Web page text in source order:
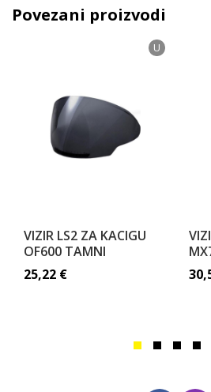
Povezani proizvodi
U
VIZIR LS2 ZA KACIGU
OF600 TAMNI
25,22 €